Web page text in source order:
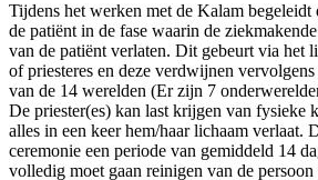
Tijdens het werken met de Kalam begeleidt
de patiënt in de fase waarin de
van de patiënt verlaten. Dit gebeurt via het
of priesteres en deze verdwijnen vervolgens
van de 14 werelden (Er zijn 7
De priester(es) kan last krijgen van fysieke
alles in een keer hem/haar lichaam verlaat.
ceremonie een periode van gemiddeld 14
volledig moet gaan reinigen van de